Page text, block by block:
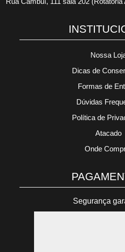
Rua Cambuí, 111 sala 202
Nossa
Dicas de
Formas de
Dúvidas
Política de
Atacado
Onde
Segurança